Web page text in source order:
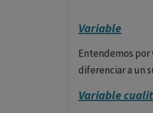
Variable
Entendemos por
diferenciar a un
Variable